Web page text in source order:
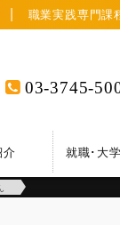
職業実践専門課
03-3745-
介 就職･大